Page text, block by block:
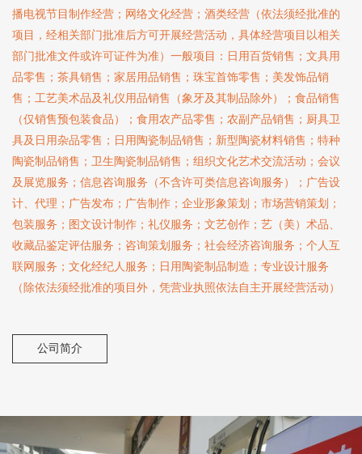
播电视节目制作经营；网络文化经营；酒类经营（依法须经批准的
项目，经相关部门批准后方可开展经营活动，具体经营项目以相关
部门批准文件或许可证件为准）一般项目：日用百货销售；文具用
品零售；茶具销售；家居用品销售；珠宝首饰零售；美发饰品销
售；工艺美术品及礼仪用品销售（象牙及其制品除外）；食品销售
（仅销售预包装食品）；食用农产品零售；农副产品销售；厨具卫
具及日用杂品零售；日用陶瓷制品销售；新型陶瓷材料销售；特种
陶瓷制品销售；卫生陶瓷制品销售；组织文化艺术交流活动；会议
及展览服务；信息咨询服务（不含许可类信息咨询服务）；广告设
计、代理；广告发布；广告制作；企业形象策划；市场营销策划；
包装服务；图文设计制作；礼仪服务；文艺创作；艺（美）术品、
收藏品鉴定评估服务；咨询策划服务；社会经济咨询服务；个人互
联网服务；文化经纪人服务；日用陶瓷制品制造；专业设计服务
（除依法须经批准的项目外，凭营业执照依法自主开展经营活动）
公司简介